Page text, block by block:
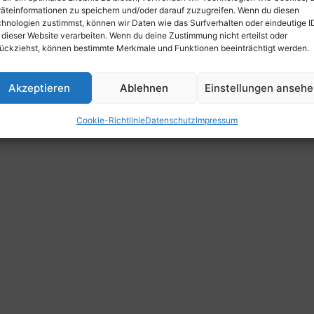
zu speichern und/oder darauf zuzugreifen. Wenn du diesen
zustimmst, können wir Daten wie das Surfverhalten oder eindeutige
Website verarbeiten. Wenn du deine Zustimmung nicht erteilst oder
können bestimmte Merkmale und Funktionen beeinträchtigt werden.
Akzeptieren Ablehnen Einstellungen
Cookie-RichtlinieDatenschutzImpressum